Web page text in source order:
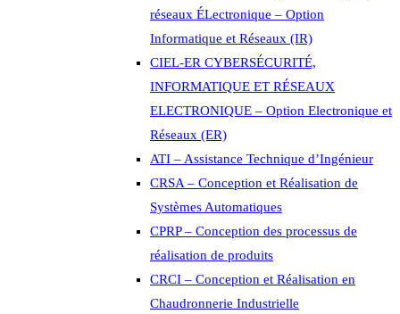
réseaux ÉLectronique – Option
Informatique et Réseaux (IR)
CIEL-ER CYBERSÉCURITÉ,
INFORMATIQUE ET RÉSEAUX
ELECTRONIQUE – Option Electronique et
Réseaux (ER)
ATI – Assistance Technique d’Ingénieur
CRSA – Conception et Réalisation de
Systèmes Automatiques
CPRP – Conception des processus de
réalisation de produits
CRCI – Conception et Réalisation en
Chaudronnerie Industrielle